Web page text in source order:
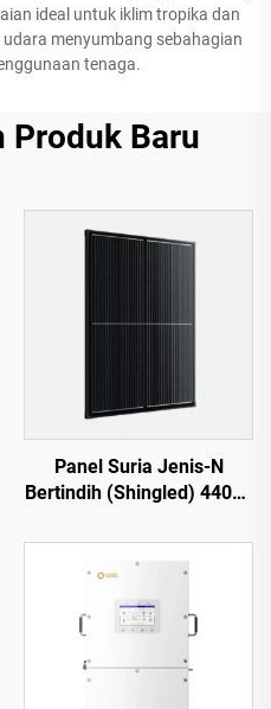
ideal untuk iklim tropika dan
menyumbang sebahagian
tenaga.
Produk Baru
Panel Suria Jenis-N
Bertindih (Shingled) 440W,
Jaminan Kualiti 25 Tahun,
Model ORY440M-46S